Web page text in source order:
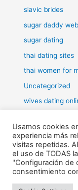
slavic brides
sugar daddy
sugar dating
thai dating sites
thai women for
Uncategorized
wives dating
Todos los derechos
Usamos cookies
experiencia más
visitas repetidas.
el uso de TODAS
"Configuración de
consentimiento